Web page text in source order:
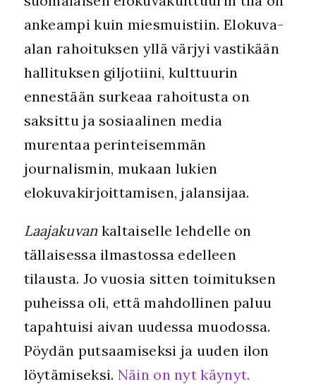
ankeampi kuin miesmuistiin. Elokuva-
alan rahoituksen yllä värjyi vastikään
hallituksen giljotiini, kulttuurin
ennestään surkeaa rahoitusta on
saksittu ja sosiaalinen media
murentaa perinteisemmän
journalismin, mukaan lukien
elokuvakirjoittamisen, jalansijaa.
Laajakuvan kaltaiselle lehdelle on
tällaisessa ilmastossa edelleen
tilausta. Jo vuosia sitten toimituksen
puheissa oli, että mahdollinen paluu
tapahtuisi aivan uudessa muodossa.
Pöydän putsaamiseksi ja uuden ilon
löytämiseksi. Näin on nyt käynyt.